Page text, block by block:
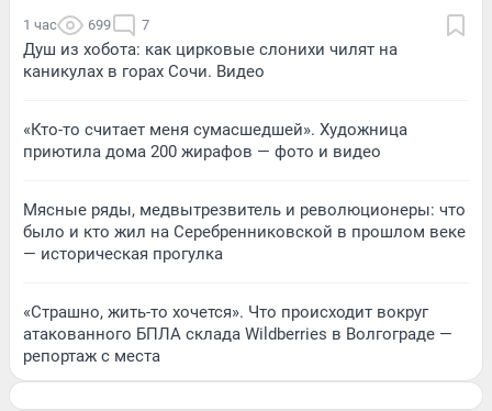
1 час 699 7
Душ из хобота: как цирковые слонихи чилят на
каникулах в горах Сочи. Видео
«Кто-то считает меня сумасшедшей». Художница
приютила дома 200 жирафов — фото и видео
Мясные ряды, медвытрезвитель и революционеры: что
было и кто жил на Серебренниковской в прошлом веке
— историческая прогулка
«Страшно, жить-то хочется». Что происходит вокруг
атакованного БПЛА склада Wildberries в Волгограде —
репортаж с места